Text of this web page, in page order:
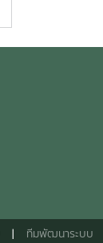
| ทีมพัฒนาระบบ